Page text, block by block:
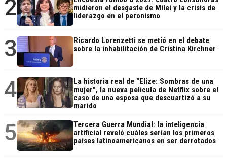
2
midieron el desgaste de Milei y la crisis de
liderazgo en el peronismo
3
Ricardo Lorenzetti se metió en el debate
sobre la inhabilitación de Cristina Kirchner
4
La historia real de "Elize: Sombras de una
mujer", la nueva película de Netflix sobre el
caso de una esposa que descuartizó a su
marido
5
Tercera Guerra Mundial: la inteligencia
artificial reveló cuáles serían los primeros
países latinoamericanos en ser derrotados